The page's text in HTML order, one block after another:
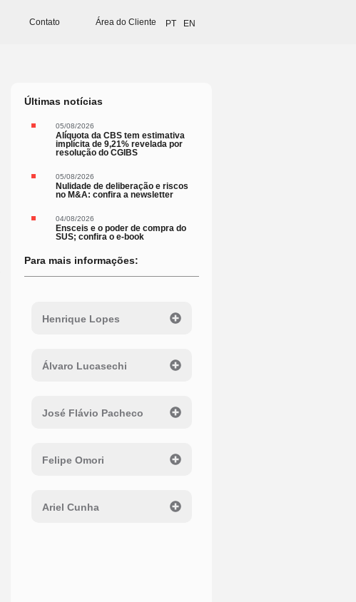
Contato Área do Cliente PT EN
Últimas notícias
05/08/2026
Alíquota da CBS tem estimativa
implícita de 9,21% revelada por
resolução do CGIBS
05/08/2026
Nulidade de deliberação e riscos
no M&A: confira a newsletter
04/08/2026
Ensceis e o poder de compra do
SUS; confira o e-book
Para mais informações:
Henrique Lopes
Álvaro Lucasechi
José Flávio Pacheco
Felipe Omori
Ariel Cunha